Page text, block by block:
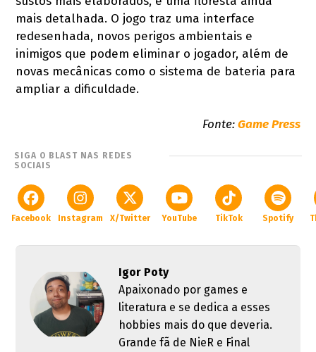
mais detalhada. O jogo traz uma interface
redesenhada, novos perigos ambientais e
inimigos que podem eliminar o jogador, além de
novas mecânicas como o sistema de bateria para
ampliar a dificuldade.
Fonte:Game Press
SIGA O BLAST NAS REDES
SOCIAIS
Facebook Instagram X/Twitter YouTube TikTok Spotify
Igor Poty
Apaixonado por games e
literatura e se dedica a esses
hobbies mais do que deveria.
Grande fã de NieR e Final